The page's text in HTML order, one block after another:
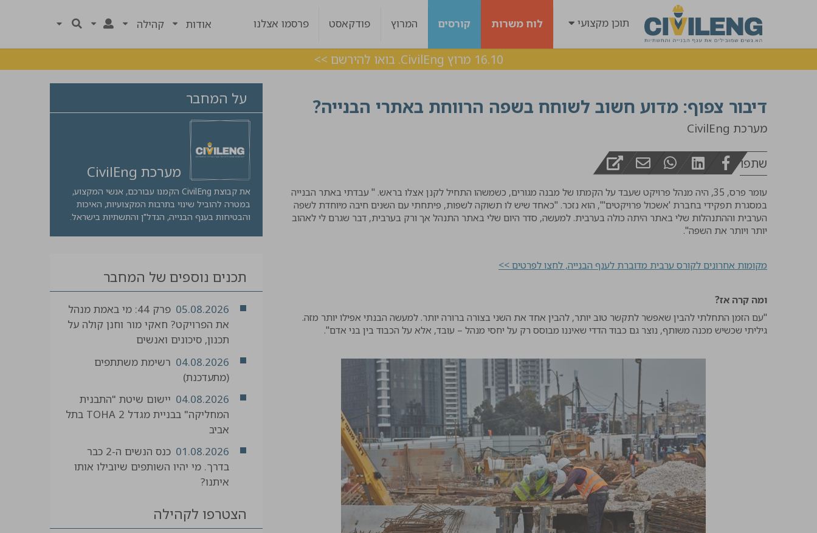
תוכן מקצועי לוח משרות קורסים המרוץ פודקאסט פרסמו אצלנו אודות קהילה
16.10 מרוץ CivilEng. בואו להירשם >>
דיבור צפוף: מדוע חשוב לשוחח בשפה הרווחת באתרי הבנייה?
מערכת CivilEng
שתפו
עומר פרס, 35, היה מנהל פרויקט שעבד על הקמתו של מבנה מגורים, כשמשהו התחיל לקנן אצלו בראש. " עבדתי באתר הבנייה
במסגרת תפקידי בחברת 'אשכול פרויקטים'", הוא נזכר. "כאחד שיש לו תשוקה לשפות, פיתחתי עם השנים חיבה מיוחדת לשפה
הערבית וההתנהלות שלי באתר היתה כולה בערבית. למעשה, סדר היום שלי באתר התנהל אך ורק בערבית, דבר שגרם לי לאהוב
יותר ויותר את השפה".
מקומות אחרונים לקורס ערבית מדוברת לענף הבנייה, לחצו לפרטים >>
ומה קרה אז?
"עם הזמן התחלתי להבין שאפשר לתקשר טוב יותר, להבין אחד את השני בצורה ברורה יותר. למעשה הבנתי אפילו יותר מזה.
גיליתי שכשיש מכנה משותף, נוצר גם כבוד הדדי שאיננו מבוסס רק על יחסי מנהל – עובד, אלא על הכבוד בין בני אדם".
על המחבר
מערכת CivilEng
את קבוצת CivilEng הקמנו עבורכם, אנשי המקצוע,
במטרה להוביל שינוי בתרבות המקצועיות, האיכות
והבטיחות בענף הבנייה, הנדל"ן והתשתיות בישראל.
תכנים נוספים של המחבר
05.08.2026
פרק 44: מי באמת מנהל
את הפרויקט? חאקי מור וחנן קולה על
תכנון, סיכונים ואנשים
04.08.2026 רשימת משתתפים
(מתעדכנת)
04.08.2026 יישום שיטת "התבנית
המחליקה" בבניית מגדל TOHA 2 בתל
אביב
01.08.2026
כנס הנשים ה-2 כבר
בדרך. מי יהיו השותפים שיובילו אותו
איתנו?
הצטרפו לקהילה